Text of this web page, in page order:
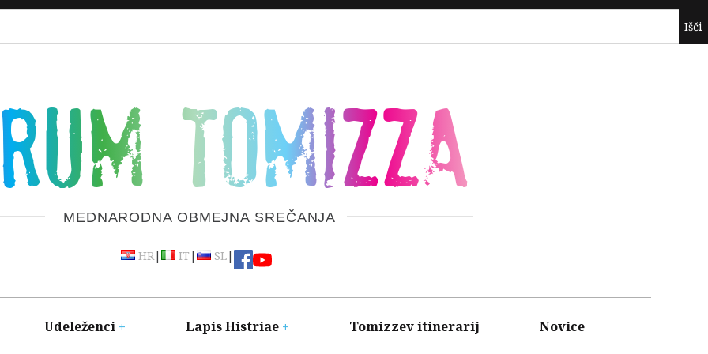
TOMIZZA
MEDNARODNA OBMEJNA SREČANJA
HR| IT | SL|
Udeleženci Lapis Histriae Tomizzev itinerarij Novice